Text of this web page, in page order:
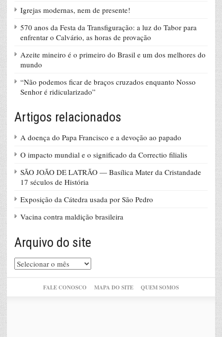
Igrejas modernas, nem de presente!
570 anos da Festa da Transfiguração: a luz do Tabor para
enfrentar o Calvário, as horas de provação
Azeite mineiro é o primeiro do Brasil e um dos melhores do
mundo
“Não podemos ficar de braços cruzados enquanto Nosso
Senhor é ridicularizado”
Artigos relacionados
A doença do Papa Francisco e a devoção ao papado
O impacto mundial e o significado da Correctio filialis
SÃO JOÃO DE LATRÃO — Basílica Mater da Cristandade
17 séculos de História
Exposição da Cátedra usada por São Pedro
Vacina contra maldição brasileira
Arquivo do site
Arquivo
do
FALE CONOSCO MAPA DO SITE QUEM SOMOS